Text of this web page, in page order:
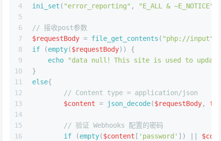
4
5
6
7
8
9
10
11
12
13
14
15
16
ini_set ( "error_reporting" , "E_ALL & ~E_NOTICE"
// 接收post参数
$requestBody = file_get_contents ( "php://input"
if (empty($requestBody)) {
echo
"data null！This site is used to
}
else{
// Content type = application/json
$content = json_decode($requestBody,
// 验证 Webhooks 配置的密码
if (empty($content [ 'password' ]) ||